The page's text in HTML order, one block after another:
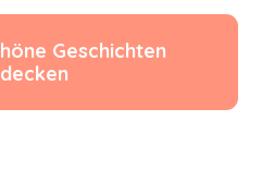
Geschichten